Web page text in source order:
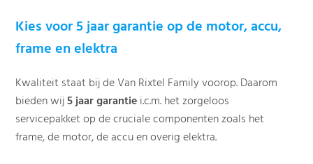
Kies voor 5 jaar garantie op de motor, accu,
frame en elektra
Kwaliteit staat bij de Van Rixtel Family voorop. Daarom
bieden wij5 jaar garantiei.c.m. het zorgeloos
servicepakket op de cruciale componenten zoals het
frame, de motor, de accu en overig elektra.